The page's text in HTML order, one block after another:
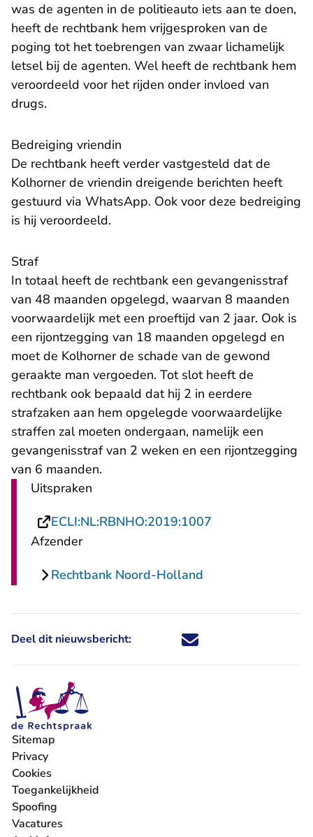
was de agenten in de politieauto iets aan te doen,
heeft de rechtbank hem vrijgesproken van de
poging tot het toebrengen van zwaar lichamelijk
letsel bij de agenten. Wel heeft de rechtbank hem
veroordeeld voor het rijden onder invloed van
drugs.
Bedreiging vriendin
De rechtbank heeft verder vastgesteld dat de
Kolhorner de vriendin dreigende berichten heeft
gestuurd via WhatsApp. Ook voor deze bedreiging
is hij veroordeeld.
Straf
In totaal heeft de rechtbank een gevangenisstraf
van 48 maanden opgelegd, waarvan 8 maanden
voorwaardelijk met een proeftijd van 2 jaar. Ook is
een rijontzegging van 18 maanden opgelegd en
moet de Kolhorner de schade van de gewond
geraakte man vergoeden. Tot slot heeft de
rechtbank ook bepaald dat hij 2 in eerdere
strafzaken aan hem opgelegde voorwaardelijke
straffen zal moeten ondergaan, namelijk een
gevangenisstraf van 2 weken en een rijontzegging
van 6 maanden.
Uitspraken
ECLI:NL:RBNHO:2019:1007
Afzender
Rechtbank Noord-Holland
Deel dit nieuwsbericht: Deel dit nieuwsbericht via X -
Deel dit nieuwsbericht via
Deel dit nieuwsbericht
Deel dit
Sitemap
Privacy
Cookies
Toegankelijkheid
Spoofing
Vacatures
- U verlaat Rechtspraak.nl